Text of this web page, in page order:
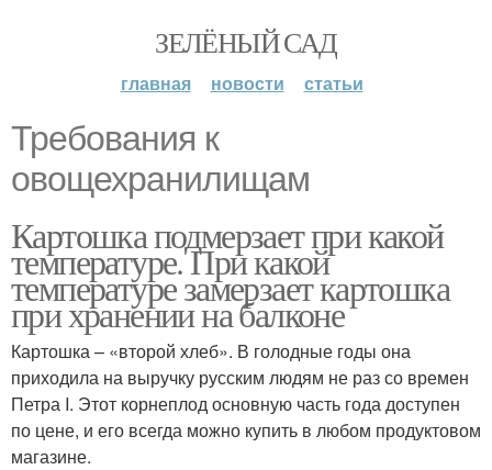
ЗЕЛЁНЫЙ САД
главная новости статьи
Требования к
овощехранилищам
Картошка подмерзает при какой
температуре. При какой
температуре замерзает картошка
при хранении на балконе
Картошка – «второй хлеб». В голодные годы она
приходила на выручку русским людям не раз со времен
Петра I. Этот корнеплод основную часть года доступен
по цене, и его всегда можно купить в любом продуктовом
магазине.